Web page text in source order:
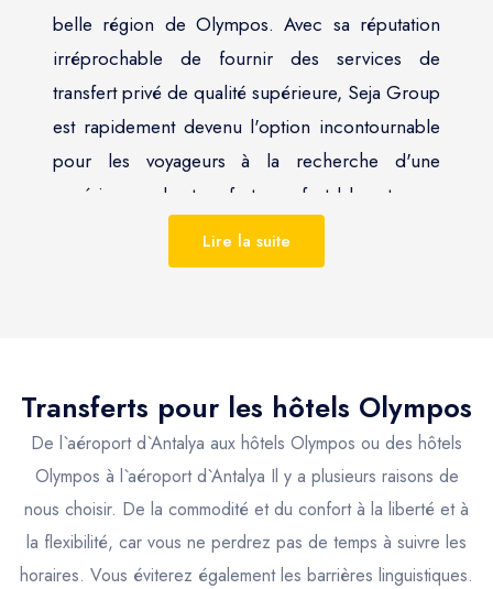
belle région de Olympos. Avec sa réputation
irréprochable de fournir des services de
transfert privé de qualité supérieure, Seja Group
est rapidement devenu l'option incontournable
pour les voyageurs à la recherche d'une
expérience de transfert confortable et sans
tracas pour le transfert Olympos.
expérience de voyage fluide et a adapté ses
services pour répondre aux besoins des
voyageurs exigeants. La société propose une
gamme d'options de transfert privé depuis et
vers Olympos, y compris des taxis et des
services de chauffeur privé, disponibles à la
Lire la suite
Transferts pour les hôtels Olympos
De l`aéroport d`Antalya aux hôtels Olympos ou des hôtels
Olympos à l`aéroport d`Antalya Il y a plusieurs raisons de
nous choisir. De la commodité et du confort à la liberté et à
la flexibilité, car vous ne perdrez pas de temps à suivre les
horaires. Vous éviterez également les barrières linguistiques.